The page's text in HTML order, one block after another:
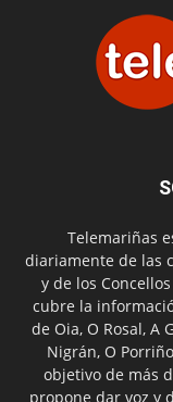
Telemariñas
diariamente de las
y de los
cubre la
de Oia, O Rosal, A
Nigrán, O
objetivo de más
propone dar voz y